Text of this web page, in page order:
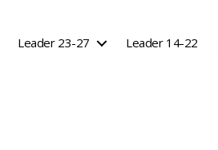
Leader 23-27 Leader 14-22